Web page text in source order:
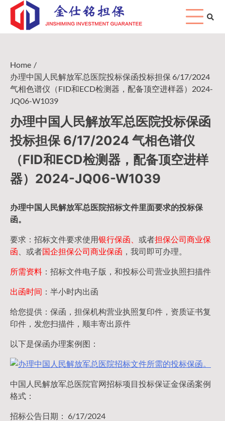
Skip
content
Home
办理中国人民解放军总医院投标保函投标担保 6/17/2024
气相色谱仪（FID和ECD检测器，配备顶空进样器）2024-
JQ06-W1039
办理中国人民解放军总医院投标保函
投标担保 6/17/2024 气相色谱仪
（FID和ECD检测器，配备顶空进样
器）2024-JQ06-W1039
办理中国人民解放军总医院招标文件里面要求的投标保
函。
要求：招标文件要求使用银行保函、 或者担保公司商业保
函 、或者国企担保公司商业保函 ，我司即可办理。
所需资料 ：招标文件电子版，和投标公司营业执照扫描件
出函时间 ：半小时内出函
给您提供：保函，担保机构营业执照复印件，资质证书复
印件，发您扫描件，顺丰寄出原件
以下是保函办理案例图：
中国人民解放军总医院官网招标项目投标保证金保函案例
格式：
招标公告日期： 6/17/2024